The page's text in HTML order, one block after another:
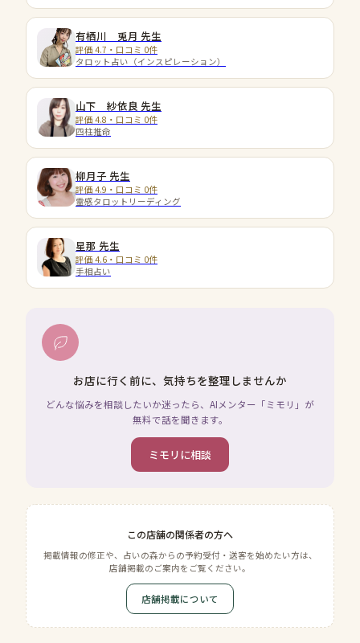
有栖川 兎月 先生
評価 4.7・口コミ 0件
タロット占い（インスピレーション）
山下 紗依良 先生
評価 4.8・口コミ 0件
四柱推命
柳月子 先生
評価 4.9・口コミ 0件
霊感タロットリーディング
星那 先生
評価 4.6・口コミ 0件
手相占い
お店に行く前に、気持ちを整理しませんか
どんな悩みを相談したいか迷ったら、AIメンター「ミモリ」が
無料で話を聞きます。
ミモリに相談
この店舗の関係者の方へ
掲載情報の修正や、占いの森からの予約受付・送客を始めたい方は、
店舗掲載のご案内をご覧ください。
店舗掲載について